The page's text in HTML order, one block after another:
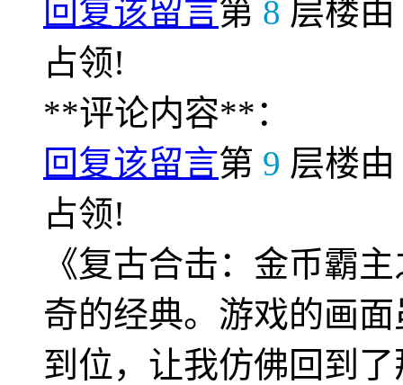
回复该留言第 8 层楼由
占领!
**评论内容**：
回复该留言第 9 层楼由
占领!
《复古合击：金币霸
奇的经典。游戏的画
到位，让我仿佛回到